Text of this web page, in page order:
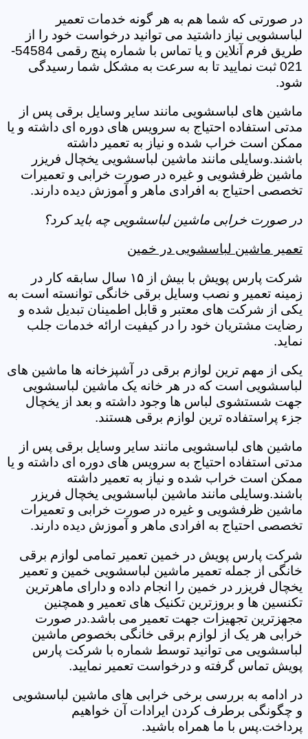
در صورتی که شما هم به هر گونه خدمات تعمیر
لباسشویی نیاز داشتید می توانید درخواست خود را از
طریق فرم آنلاین و یا تماس با شماره پنج رقمی 54584-
021 ثبت نمایید تا به سرعت به مشکل شما رسیدگی
شود.
ماشین های لباسشویی مانند سایر وسایل برقی پس از
مدتی استفاده احتیاج به سرویس های دوره ای داشته و یا
ممکن است خراب شده و نیاز به تعمیر داشته
باشند.وسایلی مانند ماشین لباسشویی یخچال فریزر
ماشین ظرفشویی و غیره در صورت خرابی و تعمیرات
تخصصی احتیاج به افرادی ماهر و آموزش دیده دارند.
در صورت خرابی ماشین لباسشویی چه باید کرد؟
تعمیر ماشین لباسشویی در خمین
شرکت پارس پویش با بیش از ۱۵ سال سابقه کار در
زمینه تعمیر و نصب وسایل برقی خانگی توانسته است به
یکی از شرکت های معتبر و قابل اطمینان تبدیل شده و
رضایت مشتریان خود را در کیفیت ارائه خدمات جلب
نماید.
یکی از مهم ترین لوازم برقی در آشپزخانه ها ماشین های
لباسشویی است که در هر خانه یک ماشین لباسشویی
جهت شستشوی لباس ها وجود داشته و بعد از یخچال
جزء پراستفاده ترین لوازم برقی هستند.
ماشین های لباسشویی مانند سایر وسایل برقی پس از
مدتی استفاده احتیاج به سرویس های دوره ای داشته و یا
ممکن است خراب شده و نیاز به تعمیر داشته
باشند.وسایلی مانند ماشین لباسشویی یخچال فریزر
ماشین ظرفشویی و غیره در صورت خرابی و تعمیرات
تخصصی احتیاج به افرادی ماهر و آموزش دیده دارند.
شرکت پارس پویش در خمین تعمیر تمامی لوازم برقی
خانگی از جمله تعمیر ماشین لباسشویی خمین و تعمیر
یخچال فریزر در خمین را انجام داده و دارای ماهرترین
تکنسین ها و بروزترین تکنیک های تعمیر و همچنین
مجهزترین تجهیزات جهت تعمیر می باشد.در صورت
خرابی هر یک از لوازم برقی خانگی بخصوص ماشین
لباسشویی می توانید توسط شماره با شرکت پارس
پویش تماس گرفته و درخواست تعمیر نمایید.
در ادامه به بررسی برخی خرابی های ماشین لباسشویی
و چگونگی برطرف کردن ایرادات آن خواهیم
پرداخت.پس با ما همراه باشید.